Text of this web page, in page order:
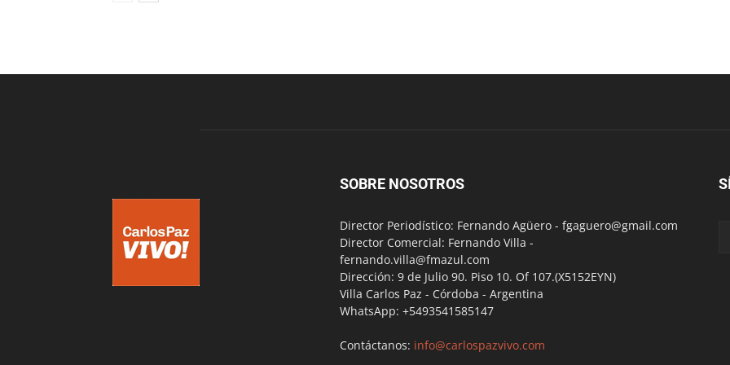
SOBRE NOSOTROS
Director Periodístico: Fernando Agüero - fgaguero@gmail.com
Director Comercial: Fernando Villa -
fernando.villa@fmazul.com
Dirección: 9 de Julio 90. Piso 10. Of 107.(X5152EYN)
Villa Carlos Paz - Córdoba - Argentina
WhatsApp: +5493541585147
Contáctanos: info@carlospazvivo.com